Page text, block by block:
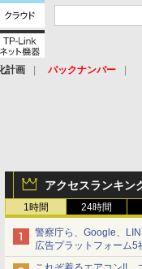
計画
バックナンバー
アクセスランキン
1時間 24時間
警察庁ら、Google、
広告プラットフォーム5
広告」対策強化を要請